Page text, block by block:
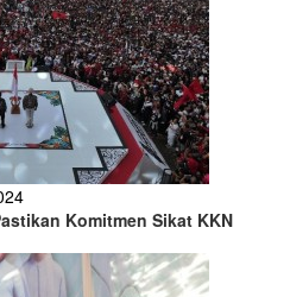
Komitmen Sikat KKN